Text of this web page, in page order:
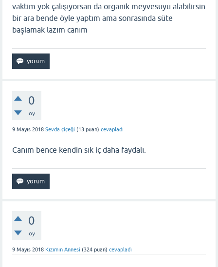
vaktim yok çalışıyorsan da organik meyvesuyu alabilirsin
bir ara bende öyle yaptım ama sonrasında süte
başlamak lazım canım
0
oy
9 Mayıs 2018 Sevda çiçeği (13 puan) cevapladı
Canım bence kendin sık iç daha faydalı.
0
oy
9 Mayıs 2018 Kızımın Annesi (324 puan) cevapladı